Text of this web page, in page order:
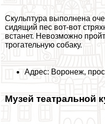
Скульптура выполнена
сидящий пес вот-вот
встанет. Невозможно
трогательную собаку.
Адрес: Воронеж,
Музей театральной